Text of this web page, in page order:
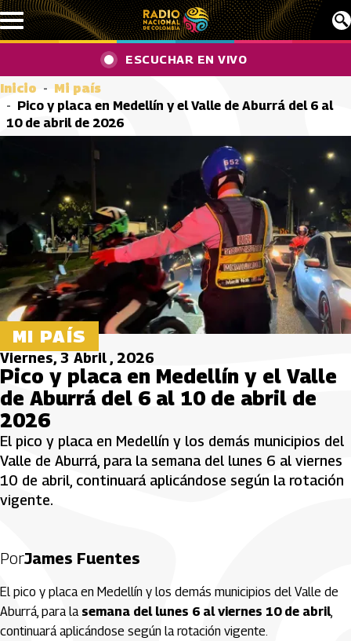
Pasar al contenido principal
ESCUCHAR EN VIVO
Inicio
Mi país
Pico y placa en Medellín y el Valle de Aburrá del 6 al
10 de abril de 2026
MI PAÍS
Viernes, 3 Abril , 2026
Pico y placa en Medellín y el Valle
de Aburrá del 6 al 10 de abril de
2026
El pico y placa en Medellín y los demás municipios del
Valle de Aburrá, para la semana del lunes 6 al viernes
10 de abril, continuará aplicándose según la rotación
vigente.
PorJames Fuentes
El pico y placa en Medellín y los demás municipios del Valle de
Aburrá, para la semana del lunes 6 al viernes 10 de abril,
continuará aplicándose según la rotación vigente.